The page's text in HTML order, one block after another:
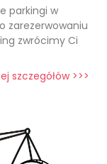
parkingi w
zarezerwowaniu
zwrócimy Ci
szczegółów >>>